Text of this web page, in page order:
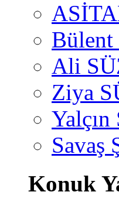
Ali
Ziya
Savaş
Konuk